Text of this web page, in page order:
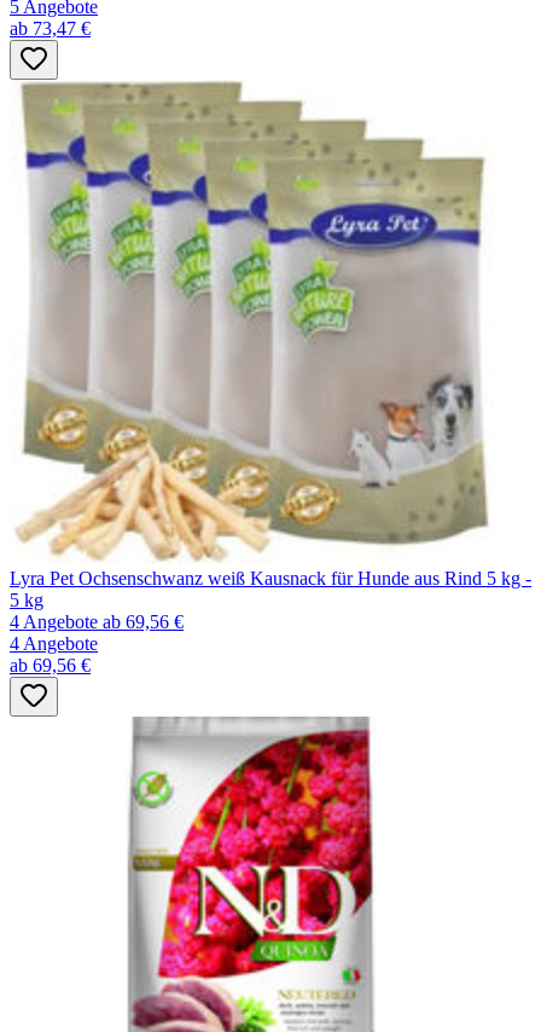
5 Angebote
ab 73,47 €
Lyra Pet Ochsenschwanz weiß Kausnack für Hunde aus Rind 5 kg -
5 kg
4 Angebote ab 69,56 €
4 Angebote
ab 69,56 €